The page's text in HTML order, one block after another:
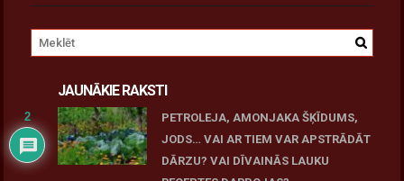
JAUNĀKIE RAKSTI
PETROLEJA, AMONJAKA ŠĶĪDUMS,
JODS… VAI AR TIEM VAR APSTRĀDĀT
DĀRZU? VAI DĪVAINĀS LAUKU
2